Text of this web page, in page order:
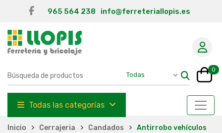
965 564 238 info@ferreteriallopis.es
0
Todas las categorías
Inicio Cerrajeria Candados Antirrobo vehículos